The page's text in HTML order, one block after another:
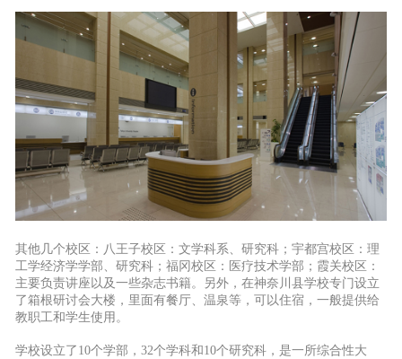
其他几个校区：八王子校区：文学科系、研究科；宇都宫校区：理
工学经济学学部、研究科；福冈校区：医疗技术学部；霞关校区：
主要负责讲座以及一些杂志书籍。
另外，在神奈川县学校专门设立
了箱根研讨会大楼，里面有餐厅、温泉等，可以住宿，一般提供给
教职工和学生使用。
学校设立了10个学部，32个学科和10个研究科，是一所综合性大